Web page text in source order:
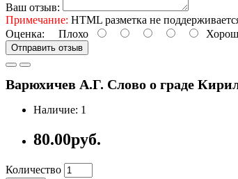
Ваш отзыв:
Примечание: HTML разметка не
Оценка: Плохо
Отправить отзыв
Варюхичев А.Г. Слово о граде
Наличие: 1
80.00руб.
Количество